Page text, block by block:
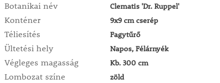
Botanikai név Clematis 'Dr. Ruppel'
Konténer 9x9 cm cserép
Téliesítés Fagytűrő
Ültetési hely Napos, Félárnyék
Végleges magasság Kb. 300 cm
Lombozat színe zöld